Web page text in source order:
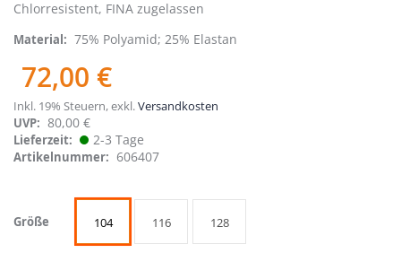
Chlorresistent, FINA zugelassen
Material 75% Polyamid; 25% Elastan
72,00 €
Inkl. 19% Steuern,exkl. Versandkosten
UVP: 80,00 €
Lieferzeit 2-3 Tage
Artikelnummer 606407
Größe 104 116 128